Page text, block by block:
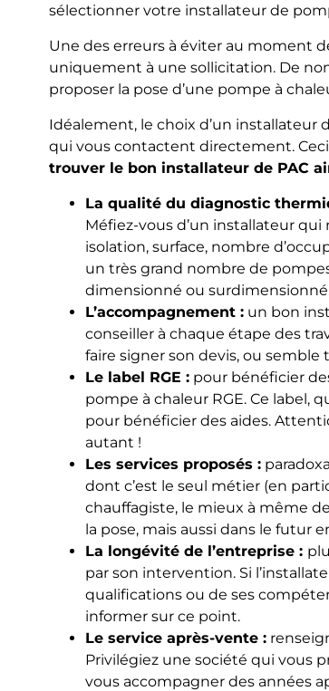
sélectionner votre installateur de
Une des erreurs à éviter au moment
uniquement à une sollicitation. De
proposer la pose d’une pompe à
Idéalement, le choix d’un installateur
qui vous contactent directement.
trouver le bon installateur de PAC
La qualité du diagnostic
Méfiez-vous d’un installateur
isolation, surface, nombre
un très grand nombre de
dimensionné ou
L’accompagnement :un bon
conseiller à chaque étape des
faire signer son devis, ou semble
Le label RGE :pour bénéficier
pompe à chaleur RGE. Ce label,
pour bénéficier des aides.
autant !
Les services proposés :
dont c’est le seul métier (en
chauffagiste, le mieux à même
la pose, mais aussi dans le futur
La longévité de l’entreprise :
par son intervention. Si
qualifications ou de ses
informer sur ce point.
Le service après-vente :
Privilégiez une société qui vous
vous accompagner des années